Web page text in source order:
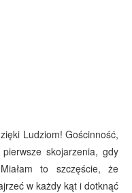
Ludziom! Gościnność,
skojarzenia, gdy
to szczęście, że
w każdy kąt i dotknąć